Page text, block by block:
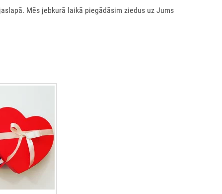
Mēs jebkurā laikā piegādāsim ziedus uz Jums